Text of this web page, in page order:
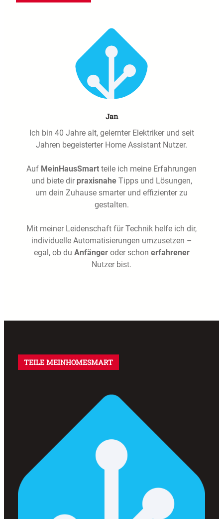
Jan
Ich bin 40 Jahre alt, gelernter Elektriker und seit
Jahren begeisterter Home Assistant Nutzer.
Auf MeinHausSmart teile ich meine Erfahrungen
und biete dir praxisnaheTipps und Lösungen,
um dein Zuhause smarter und effizienter zu
gestalten.
Mit meiner Leidenschaft für Technik helfe ich dir,
individuelle Automatisierungen umzusetzen –
egal, ob du Anfängeroder schon erfahrener
Nutzer bist.
TEILE MEINHOMESMART